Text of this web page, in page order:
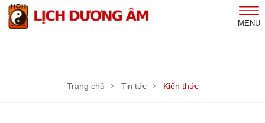
MENU
Trang chủ Tin tức Kiến thức